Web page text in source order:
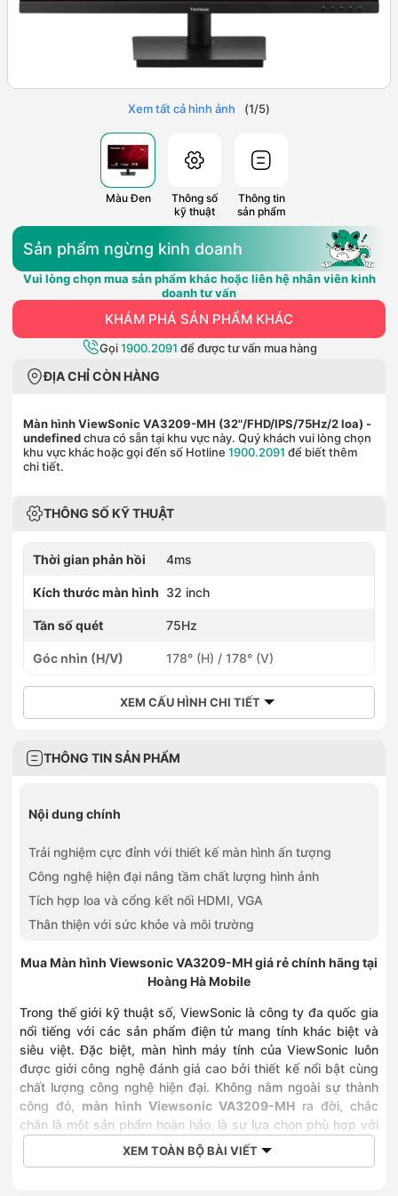
Xem tất cả hình ảnh (1/5)
Màu Đen
Thông số
kỹ thuật
Thông tin
sản phẩm
Sản phẩm ngừng kinh doanh
Vui lòng chọn mua sản phẩm khác hoặc liên hệ nhân viên kinh
doanh tư vấn
KHÁM PHÁ SẢN PHẨM KHÁC
Gọi1900.2091 để được tư vấn mua hàng
ĐỊA CHỈ CÒN HÀNG
Màn hình ViewSonic VA3209-MH (32"/FHD/IPS/75Hz/2 loa) -
undefinedchưa có sẵn tại khu vực này. Quý khách vui lòng chọn
khu vực khác hoặc gọi đến số Hotline 1900.2091 để biết thêm
chi tiết.
THÔNG SỐ KỸ THUẬT
Thời gian phản hồi 4ms
Kích thước màn hình 32 inch
Tần số quét 75Hz
Góc nhìn (H/V) 178° (H) / 178° (V)
XEM CẤU HÌNH CHI TIẾT
THÔNG TIN SẢN PHẨM
Nội dung chính
Trải nghiệm cực đỉnh với thiết kế màn hình ấn tượng
Công nghệ hiện đại nâng tầm chất lượng hình ảnh
Tích hợp loa và cổng kết nối HDMI, VGA
Thân thiện với sức khỏe và môi trường
Mua Màn hình Viewsonic VA3209-MH giá rẻ chính hãng tại
Hoàng Hà Mobile
Trong thế giới kỹ thuật số, ViewSonic là công ty đa quốc gia
nổi tiếng với các sản phẩm điện tử mang tính khác biệt và
siêu việt. Đặc biệt, màn hình máy tính của ViewSonic luôn
được giới công nghệ đánh giá cao bởi thiết kế nổi bật cùng
chất lượng công nghệ hiện đại. Không nằm ngoài sự thành
công đó, màn hình Viewsonic VA3209-MH ra đời, chắc
chắn là một sản phẩm hoàn hảo, là sự lựa chọn phù hợp với
mục đích công việc và giải trí của bạn.
XEM TOÀN BỘ BÀI VIẾT